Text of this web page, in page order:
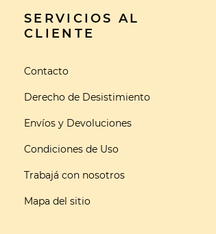
SERVICIOS AL
CLIENTE
Contacto
Derecho de Desistimiento
Envíos y Devoluciones
Condiciones de Uso
Trabajá con nosotros
Mapa del sitio